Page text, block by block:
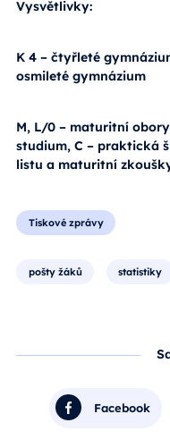
Vysvětlivky:
K 4 – čtyřleté
osmileté gymnázium
M, L/0 – maturitní
studium, C – praktická
listu a maturitní
Tiskové zprávy
pošty žáků statistiky
Facebook